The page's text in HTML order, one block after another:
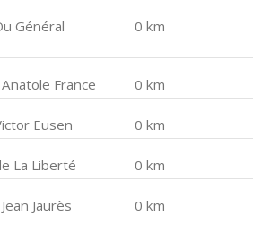
Général
0 km
France 0 km
Eusen 0 km
La Liberté 0 km
Jaurès 0 km